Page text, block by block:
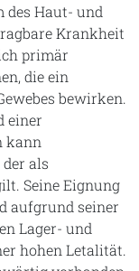
des Haut- und
Krankheit
primär
die ein
bewirken.
einer
kann
als
Seine Eignung
aufgrund seiner
Lager- und
hohen Letalität.